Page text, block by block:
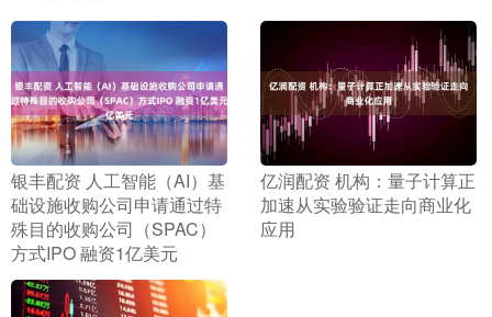
​银丰配资 人工智能（AI）基
础设施收购公司申请通过特
殊目的收购公司（SPAC）
方式IPO 融资1亿美元
​亿润配资 机构：量子计算正
加速从实验验证走向商业化
应用